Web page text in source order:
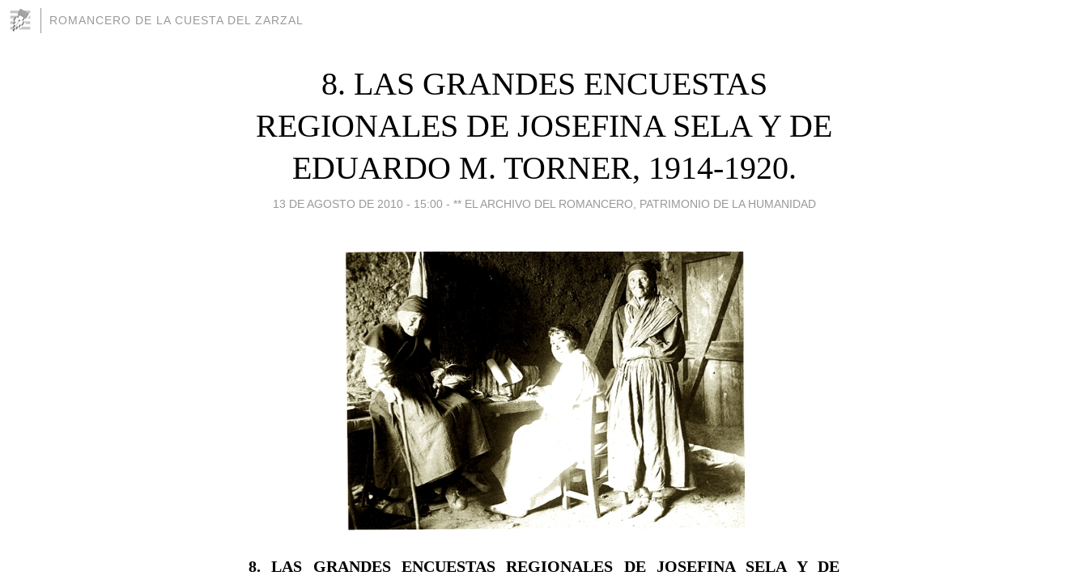
ROMANCERO DE LA CUESTA DEL ZARZAL
8. LAS GRANDES ENCUESTAS
REGIONALES DE JOSEFINA SELA Y DE
EDUARDO M. TORNER, 1914-1920.
13 DE AGOSTO DE 2010 - 15:00 - ** EL ARCHIVO DEL ROMANCERO, PATRIMONIO DE LA HUMANIDAD
8. LAS GRANDES ENCUESTAS REGIONALES DE JOSEFINA SELA Y DE